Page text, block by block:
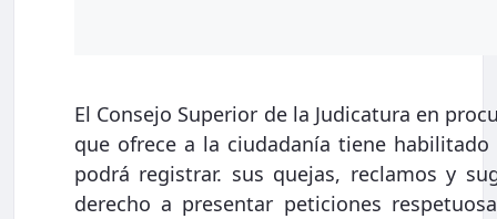
El Consejo Superior de la Judicatura en
que ofrece a la ciudadanía tiene
podrá registrar. sus quejas, reclamos y
derecho a presentar peticiones